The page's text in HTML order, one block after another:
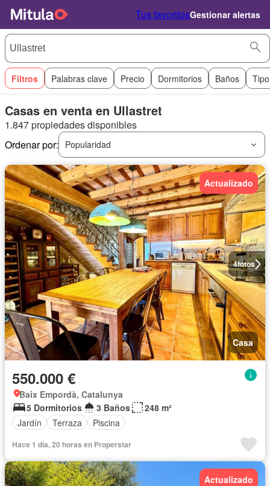
Tus favoritosGestionar alertas
Filtros Palabras clave Precio Dormitorios Baños
Casas en venta en Ullastret
1.847 propiedades disponibles
Ordenar por:
Popularidad
4fotos
Actualizado
Casa
550.000 €
Baix Empordà, Catalunya
5 Dormitorios
3 Baños
248 m²
Jardín
Terraza Piscina
Hace 1 día, 20 horas en Properstar
Actualizado